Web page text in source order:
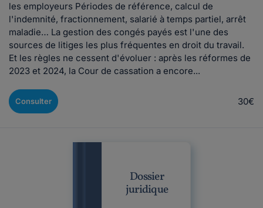
les employeurs Périodes de référence, calcul de
l'indemnité, fractionnement, salarié à temps partiel, arrêt
maladie… La gestion des congés payés est l'une des
sources de litiges les plus fréquentes en droit du travail.
Et les règles ne cessent d'évoluer : après les réformes de
2023 et 2024, la Cour de cassation a encore...
Consulter 30€
Dossier
juridique